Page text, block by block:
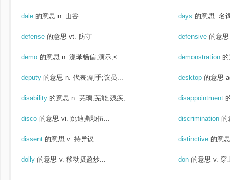
dale 的意思 n. 山谷 days 的意思 名
defense 的意思 vt. 防守 defensive 的意思
demo 的意思 n. 漾苯畅偏;演示;<... demonstration
deputy 的意思 n. 代表;副手;议员... desktop 的意思
disability 的意思 n. 芜璃;芜能;残疾;... disappointment
disco 的意思 vi. 跳迪撕颗伍... discrimination 的
dissent 的意思 v. 持异议 distinctive 的意思
dolly 的意思 v. 移动摄盈炒... don 的意思 v. 穿